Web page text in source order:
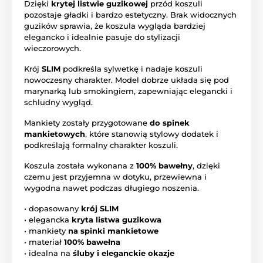
Dzięki krytej listwie guzikowej przód koszuli
pozostaje gładki i bardzo estetyczny. Brak widocznych
guzików sprawia, że koszula wygląda bardziej
elegancko i idealnie pasuje do stylizacji
wieczorowych.
Krój SLIM podkreśla sylwetkę i nadaje koszuli
nowoczesny charakter. Model dobrze układa się pod
marynarką lub smokingiem, zapewniając elegancki i
schludny wygląd.
Mankiety zostały przygotowane do spinek
mankietowych, które stanowią stylowy dodatek i
podkreślają formalny charakter koszuli.
Koszula została wykonana z 100% bawełny, dzięki
czemu jest przyjemna w dotyku, przewiewna i
wygodna nawet podczas długiego noszenia.
• dopasowany krój SLIM
• elegancka kryta listwa guzikowa
• mankiety na spinki mankietowe
• materiał 100% bawełna
• idealna na śluby i eleganckie okazje